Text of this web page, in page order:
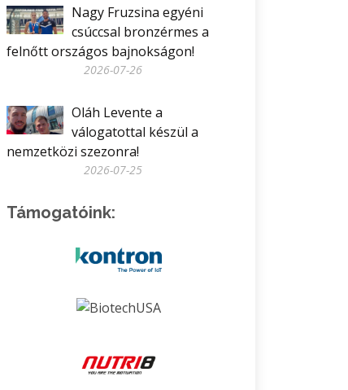
Nagy Fruzsina egyéni
csúccsal bronzérmes a
felnőtt országos bajnokságon!
2026-07-26
Oláh Levente a
válogatottal készül a
nemzetközi szezonra!
2026-07-25
Támogatóink: